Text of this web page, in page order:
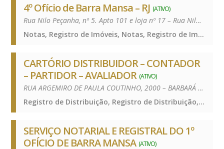
4º Ofício de Barra Mansa – RJ (ATIVO)
Rua Nilo Peçanha, nº 5. Apto 101 e loja nº 17 – Rua Nilo Peçanha – Centro – 27310-190
Notas, Registro de Imóveis, Notas, Registro de Imóveis, Notas, Registro de Imóveis
CARTÓRIO DISTRIBUIDOR – CONTADOR
– PARTIDOR – AVALIADOR (ATIVO)
RUA ARGEMIRO DE PAULA COUTINHO, 2000 – BARBARÁ – 27310-020
Registro de Distribuição, Registro de Distribuição, Registro de Distribuição
SERVIÇO NOTARIAL E REGISTRAL DO 1º
OFÍCIO DE BARRA MANSA (ATIVO)